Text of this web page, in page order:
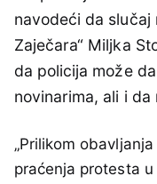
navodeći da slučaj
Zaječara“ Miljka
da policija može
novinarima, ali i
„Prilikom
praćenja protesta